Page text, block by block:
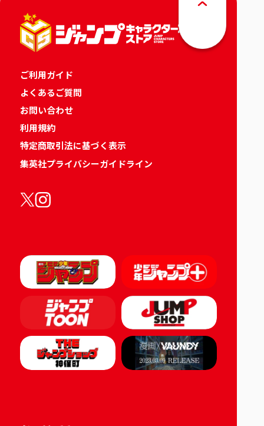
ご利用ガイド
よくあるご質問
お問い合わせ
利用規約
特定商取引法に基づく表示
集英社プライバシーガイドライン